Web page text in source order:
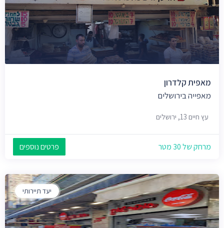
מאפית קלדרון
מאפייה בירושלים
עץ חיים 13, ירושלים
מרחק של 30 מטר פרטים נוספים
יעד תיירותי